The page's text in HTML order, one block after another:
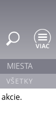
MIESTA
VŠETKY